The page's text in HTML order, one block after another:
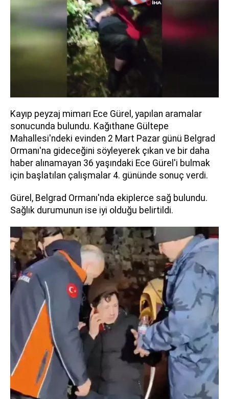
Kayıp peyzaj mimarı Ece Gürel, yapılan aramalar
sonucunda bulundu. Kağıthane Gültepe
Mahallesi'ndeki evinden 2 Mart Pazar günü Belgrad
Ormanı'na gideceğini söyleyerek çıkan ve bir daha
haber alınamayan 36 yaşındaki Ece Gürel'i bulmak
için başlatılan çalışmalar 4. gününde sonuç verdi.
Gürel, Belgrad Ormanı'nda ekiplerce sağ bulundu.
Sağlık durumunun ise iyi olduğu belirtildi.